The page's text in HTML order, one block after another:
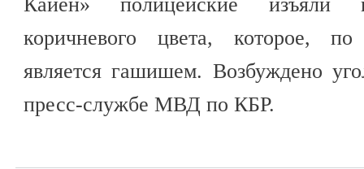
коричневого цвета, которое,
является гашишем. Возбуждено
пресс-службе МВД по КБР.